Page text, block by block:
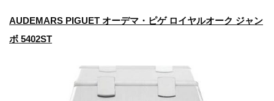
AUDEMARS PIGUET オーデマ・ピゲ ロイヤルオーク ジャン
ボ 5402ST